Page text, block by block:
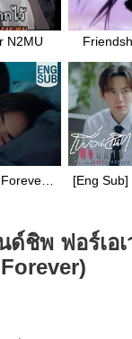
N2MU
[Eng Sub] Friendsh*t Forever เพื่อนสนิท พิษสหาย | EP.1 [1/4]
ด์ชิพ ฟอร์เอเ